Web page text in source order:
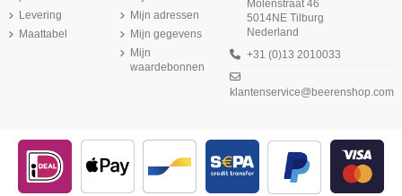
Beeren Heren singlet M3000 Donker
Beeren Dames boxershort Young
2Pack Beige
€ 14,75
Beeren Heren T-shirt L.M. M3000 Wit
(4,3/5) uit 4 reviews
Product is beschikbaar met verschillende opties
Beeren Heren singlet M3000 Beige
€ 9,75
Beeren Heren singlet Briljant Wit
€ 10,99
Beeren Dames boxershort Young
6Pack Zwart
Beeren Heren slip met gulp M2000
6Pack Blauw
Beeren Heren singlet Comfort
Feeling Wit
Levering
Maattabel
Mijn adressen
Mijn gegevens
Mijn
waardebonnen
Molenstraat 46
5014NE Tilburg
Nederland
+31 (0)13 2010033
klantenservice@beerenshop.com